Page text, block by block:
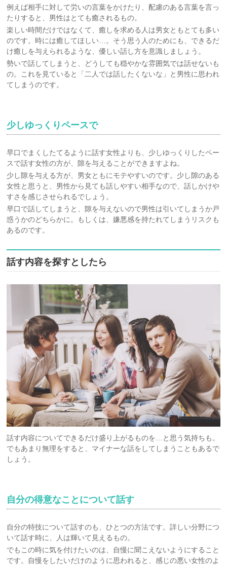
例えば相手に対して労いの言葉をかけたり、配慮のある言葉を言っ
たりすると、男性はとても癒されるもの。
楽しい時間だけではなくて、癒しを求める人は男女ともとても多い
のです。時には癒してほしい…。そう思う人のためにも、できるだ
け癒しを与えられるような、優しい話し方を意識しましょう。
勢いで話してしまうと、どうしても穏やかな雰囲気では話せないも
の。これを見ていると「二人では話したくないな」と男性に思われ
てしまうのです。
少しゆっくりペースで
早口でまくしたてるように話す女性よりも、少しゆっくりしたペー
スで話す女性の方が、隙を与えることができますよね。
少し隙を与える方が、男女ともにモテやすいのです。少し隙のある
女性と思うと、男性から見ても話しやすい相手なので、話しかけや
すさを感じさせられるでしょう。
早口で話してしまうと、隙を与えないので男性は引いてしまうか戸
惑うかのどちらかに。もしくは、嫌悪感を持たれてしまうリスクも
あるのです。
話す内容を探すとしたら
話す内容についてできるだけ盛り上がるものを…と思う気持ちも。
でもあまり無理をすると、マイナーな話をしてしまうこともあるで
しょう。
自分の得意なことについて話す
自分の特技について話すのも、ひとつの方法です。詳しい分野につ
いて話す時に、人は輝いて見えるもの。
でもこの時に気を付けたいのは、自慢に聞こえないようにすること
です。自慢をしたいだけのように思われると、感じの悪い女性のよ